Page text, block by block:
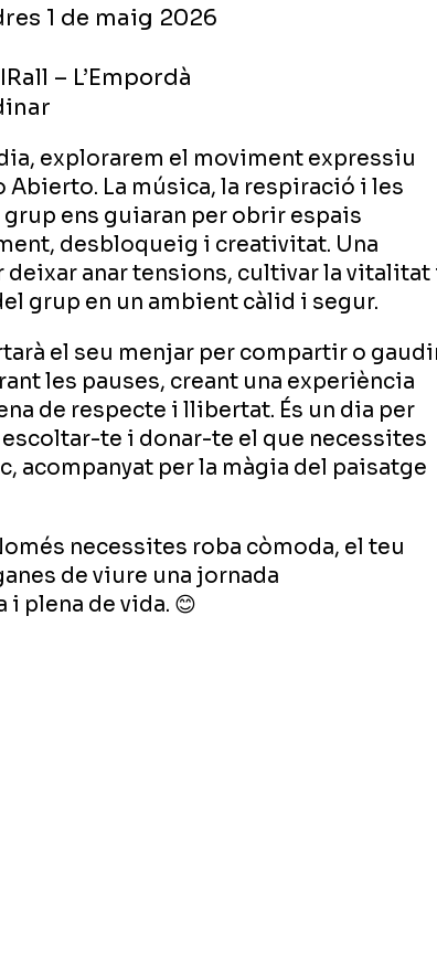
1 de maig 2026
– L’Empordà
explorarem el moviment expressiu
Abierto. La música, la respiració i les
ens guiaran per obrir espais
desbloqueig i creativitat. Una
anar tensions, cultivar la vitalitat
grup en un ambient càlid i segur.
el seu menjar per compartir o
les pauses, creant una experiència
de respecte i llibertat. És un dia per
escoltar-te i donar-te el que necessites
acompanyat per la màgia del paisatge
necessites roba còmoda, el teu
de viure una jornada
plena de vida. 😊